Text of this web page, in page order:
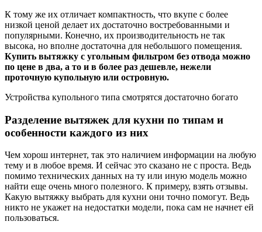
К тому же их отличает компактность, что вкупе с более
низкой ценой делает их достаточно востребованными и
популярными. Конечно, их производительность не так
высока, но вполне достаточна для небольшого помещения.
Купить вытяжку с угольным фильтром без отвода можно
по цене в два, а то и в более раз дешевле, нежели
проточную купольную или островную.
Устройства купольного типа смотрятся достаточно богато
Разделение вытяжек для кухни по типам и
особенности каждого из них
Чем хорош интернет, так это наличием информации на любую
тему и в любое время. И сейчас это сказано не с проста. Ведь
помимо технических данных на ту или иную модель можно
найти еще очень много полезного. К примеру, взять отзывы.
Какую вытяжку выбрать для кухни они точно помогут. Ведь
никто не укажет на недостатки модели, пока сам не начнет ей
пользоваться.